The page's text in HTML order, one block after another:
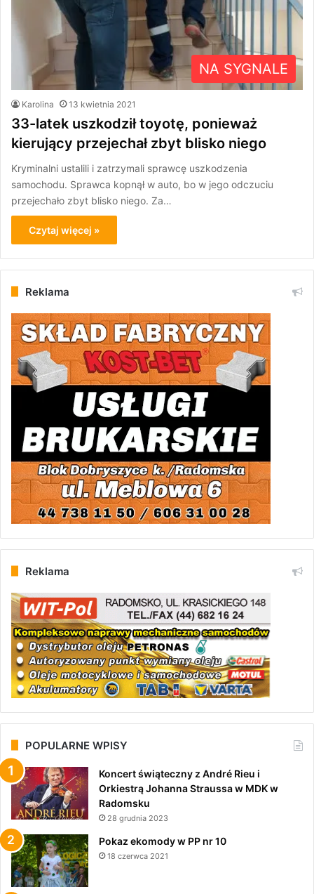
NA SYGNALE
Karolina 13 kwietnia 2021
33-latek uszkodził toyotę, ponieważ
kierujący przejechał zbyt blisko niego
Kryminalni ustalili i zatrzymali sprawcę uszkodzenia
samochodu. Sprawca kopnął w auto, bo w jego odczuciu
przejechało zbyt blisko niego. Za…
Czytaj więcej »
Reklama
Reklama
POPULARNE WPISY
Koncert świąteczny z André Rieu i
Orkiestrą Johanna Straussa w MDK w
Radomsku
28 grudnia 2023
Pokaz ekomody w PP nr 10
18 czerwca 2021